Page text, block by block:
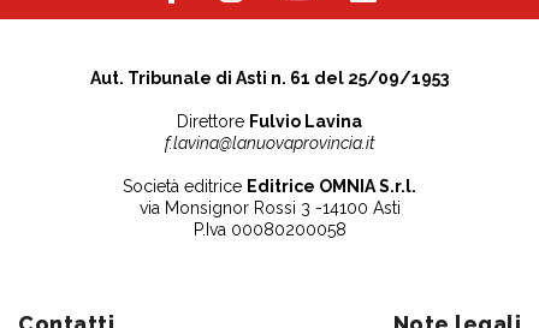
Aut. Tribunale di Asti n. 61 del 25/09/1953
Direttore Fulvio Lavina
f.lavina@lanuovaprovincia.it
Società editrice Editrice OMNIA S.r.l.
via Monsignor Rossi 3 -14100 Asti
P.Iva 00080200058